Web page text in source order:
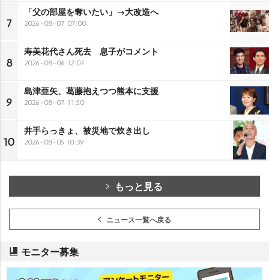
7
「父の部屋を奪いたい」→大改造へ
2026-08-07 07:00
8
寿美花代さん死去 息子がコメント
2026-08-06 12:07
9
島津亜矢、葛藤抱えつつ熊本に支援
2026-08-07 11:50
10
井手らっきょ、被災地で炊き出し
2026-08-05 10:39
もっと見る
ニュース一覧へ戻る
モニター募集